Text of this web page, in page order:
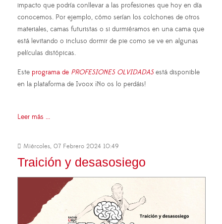
impacto que podría conllevar a las profesiones que hoy en día
conocemos. Por ejemplo, cómo serían los colchones de otros
materiales, camas futuristas o si durmiéramos en una cama que
está levitando o incluso dormir de pie como se ve en algunas
películas distópicas.
Este programa de PROFESIONES OLVIDADAS está disponible
en la plataforma de Ivoox ¡No os lo perdáis!
Leer más ...
Miércoles, 07 Febrero 2024 10:49
Traición y desasosiego